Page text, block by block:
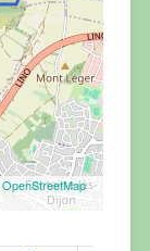
OpenStreetMap